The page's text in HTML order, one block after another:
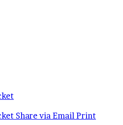
Share via Email Print